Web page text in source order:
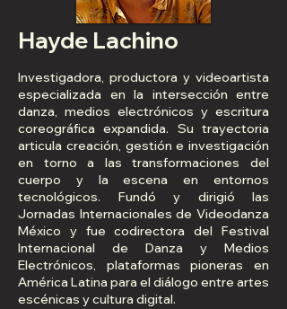
Hayde Lachino
Investigadora, productora y videoartista
especializada en la intersección entre
danza, medios electrónicos y escritura
coreográfica expandida. Su trayectoria
articula creación, gestión e investigación
en torno a las transformaciones del
cuerpo y la escena en entornos
tecnológicos. Fundó y dirigió las
Jornadas Internacionales de Videodanza
México y fue codirectora del Festival
Internacional de Danza y Medios
Electrónicos, plataformas pioneras en
América Latina para el diálogo entre artes
escénicas y cultura digital.